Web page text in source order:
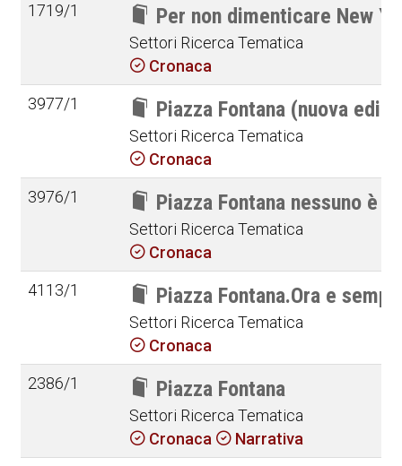
1719/1
Per non dimenticare New
Settori Ricerca Tematica
Cronaca
3977/1
Piazza Fontana (nuova
Settori Ricerca Tematica
Cronaca
3976/1
Piazza Fontana nessuno è
Settori Ricerca Tematica
Cronaca
4113/1
Piazza Fontana.Ora e
Settori Ricerca Tematica
Cronaca
2386/1
Piazza Fontana
Settori Ricerca Tematica
Cronaca
Narrativa